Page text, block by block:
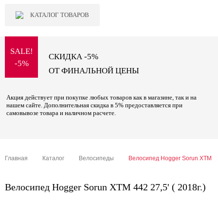
КАТАЛОГ ТОВАРОВ
SALE!
-5%
СКИДКА -5%
ОТ ФИНАЛЬНОЙ ЦЕНЫ
Акция действует при покупке любых товаров как в магазине, так и на
нашем сайте. Дополнительная скидка в 5% предоставляется при
самовывозе товара и наличном расчете.
Главная Каталог Велосипеды Велосипед Hogger Sorun XTM
Велосипед Hogger Sorun XTM 442 27,5' ( 2018г.)